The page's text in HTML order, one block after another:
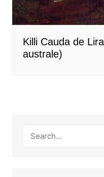
Killi Cauda de
australe)